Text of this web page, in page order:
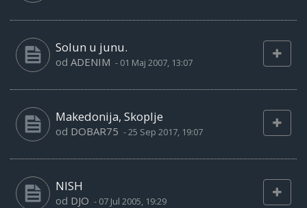
Solun u junu.
od ADENIM - 01 Maj 2007, 13:07
Makedonija, Skoplje
od DOBAR75 -25 Sep 2017, 19:07
NISH
od DJO - 07 Jul 2005, 19:29